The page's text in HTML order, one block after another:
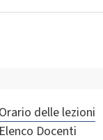
Orario delle lezioni
Elenco Docenti